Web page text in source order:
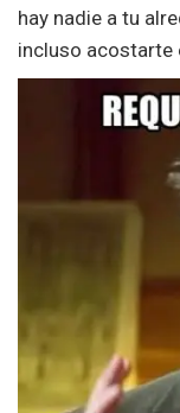
hay nadie a tu
incluso acostarte